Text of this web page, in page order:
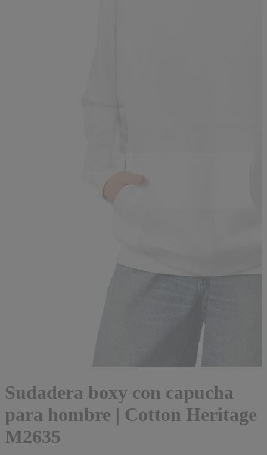
Sudadera boxy con capucha
para hombre | Cotton Heritage
M2635